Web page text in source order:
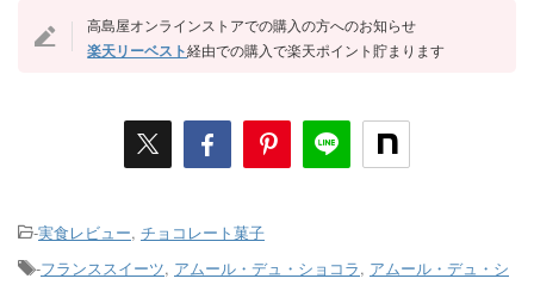
高島屋オンラインストアでの購入の方へのお知らせ
楽天リーベスト経由での購入で楽天ポイント貯まります
-実食レビュー, チョコレート菓子
-フランススイーツ, アムール・デュ・ショコラ, アムール・デュ・シ